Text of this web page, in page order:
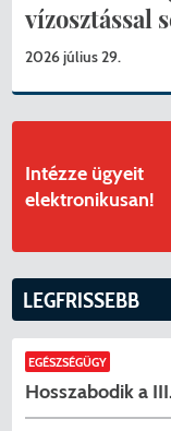
vízosztással
2026 július 29.
Intézze ügyeit
elektronikusan!
LEGFRISSEBB
EGÉSZSÉGÜGY
Hosszabodik a